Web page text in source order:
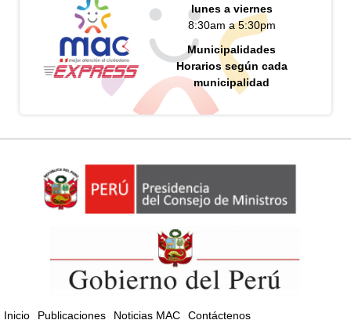
lunes a viernes
8:30am a 5:30pm
Municipalidades
Horarios según cada
municipalidad
Inicio Publicaciones Noticias MAC
Contáctenos